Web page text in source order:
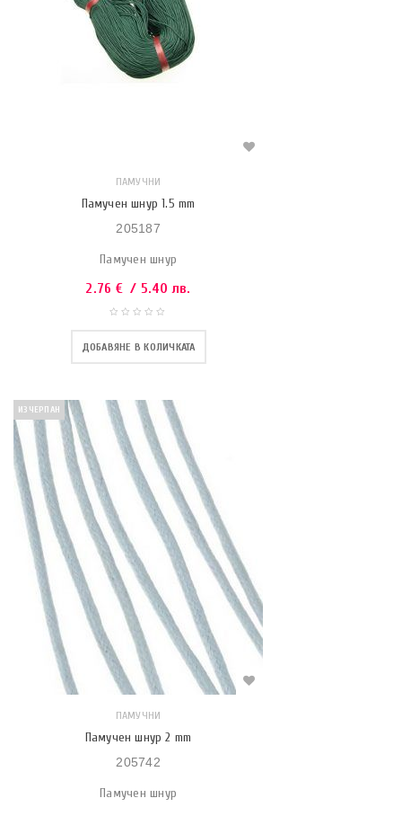
ПАМУЧНИ
Памучен шнур 1.5 mm
205187
Памучен шнур
2.76 € / 5.40 лв.
ДОБАВЯНЕ В КОЛИЧКАТА
ИЗЧЕРПАН
ПАМУЧНИ
Памучен шнур 2 mm
205742
Памучен шнур